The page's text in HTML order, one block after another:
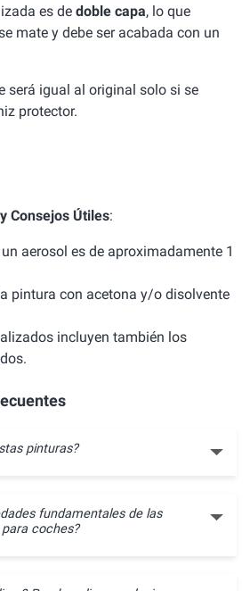
es de doble capa, lo que
mate y debe ser acabada con un
será igual al original solo si se
protector.
Consejos Útiles:
aerosol es de aproximadamente 1
pintura con acetona y/o disolvente
incluyen también los
pinturas?
fundamentales de las
coches?